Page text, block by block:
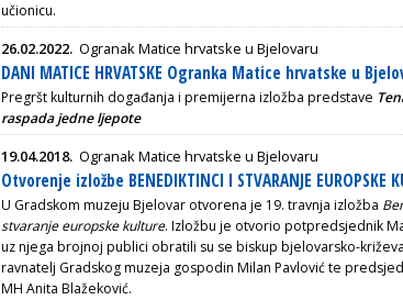
učionicu.
26.02.2022. Ogranak Matice hrvatske u Bjelovaru
DANI MATICE HRVATSKE Ogranka Matice hrvatske u
Pregršt kulturnih događanja i premijerna izložba predstave
raspada jedne ljepote
19.04.2018. Ogranak Matice hrvatske u Bjelovaru
Otvorenje izložbe BENEDIKTINCI I STVARANJE EUROPSKE
U Gradskom muzeju Bjelovar otvorena je 19. travnja izložba
stvaranje europske kulture. Izložbu je otvorio potpredsjednik
uz njega brojnoj publici obratili su se biskup bjelovarsko-
ravnatelj Gradskog muzeja gospodin Milan Pavlović te
MH Anita Blažeković.